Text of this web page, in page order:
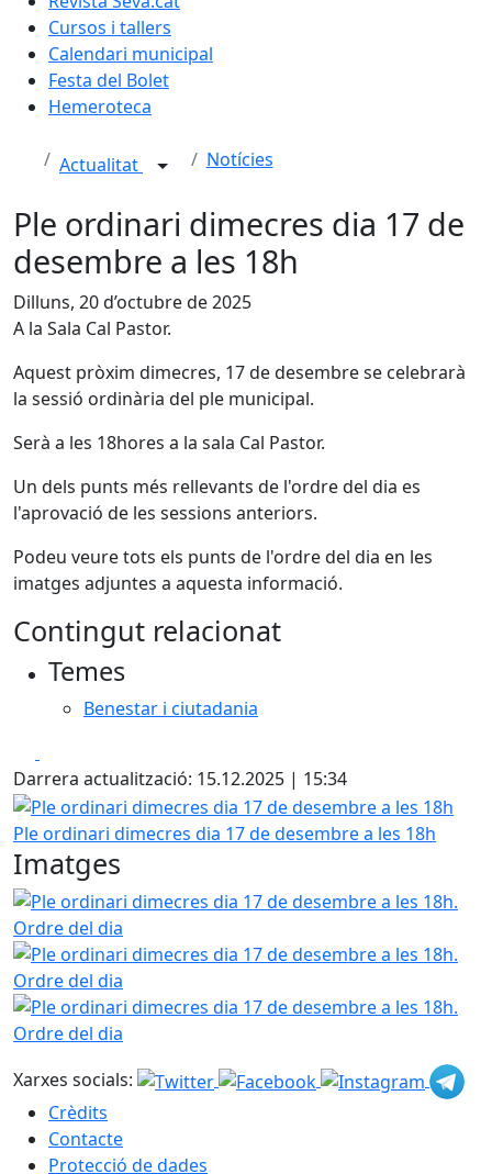
Cursos i tallers
Calendari municipal
Festa del Bolet
Hemeroteca
Actualitat Notícies
Ple ordinari dimecres dia 17 de
desembre a les 18h
Dilluns, 20 d’octubre de 2025
A la Sala Cal Pastor.
Aquest pròxim dimecres, 17 de desembre se celebrarà
la sessió ordinària del ple municipal.
Serà a les 18hores a la sala Cal Pastor.
Un dels punts més rellevants de l'ordre del dia es
l'aprovació de les sessions anteriors.
Podeu veure tots els punts de l'ordre del dia en les
imatges adjuntes a aquesta informació.
Contingut relacionat
Temes
Benestar i ciutadania
Darrera actualització: 15.12.2025 | 15:34
Ple ordinari dimecres dia 17 de desembre a les 18h
Ple ordinari dimecres dia 17 de desembre a les 18h
Imatges
Ple ordinari dimecres dia 17 de desembre a les 18h.
Ple ordinari dimecres dia 17 de desembre a les 18h.
Ple ordinari dimecres dia 17 de desembre a les 18h.
Xarxes socials:
Crèdits
Contacte
Protecció de dades